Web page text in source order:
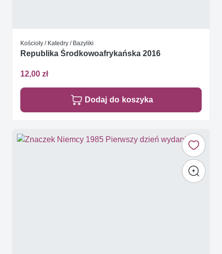
Kościoły / Katedry / Bazyliki
Republika Środkowoafrykańska 2016
12,00 zł
Dodaj do koszyka